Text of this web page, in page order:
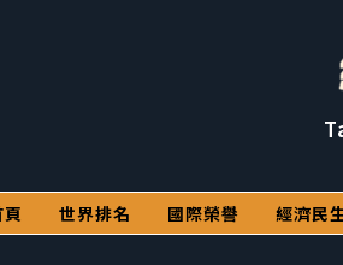
頁 世界排名 國際榮譽 經濟民